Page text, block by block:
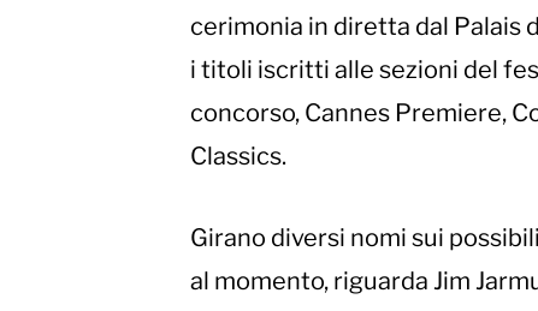
cerimonia in diretta dal Palais
i titoli iscritti alle sezioni del
concorso, Cannes Premiere,
Classics.
Girano diversi nomi sui
al momento, riguarda Jim